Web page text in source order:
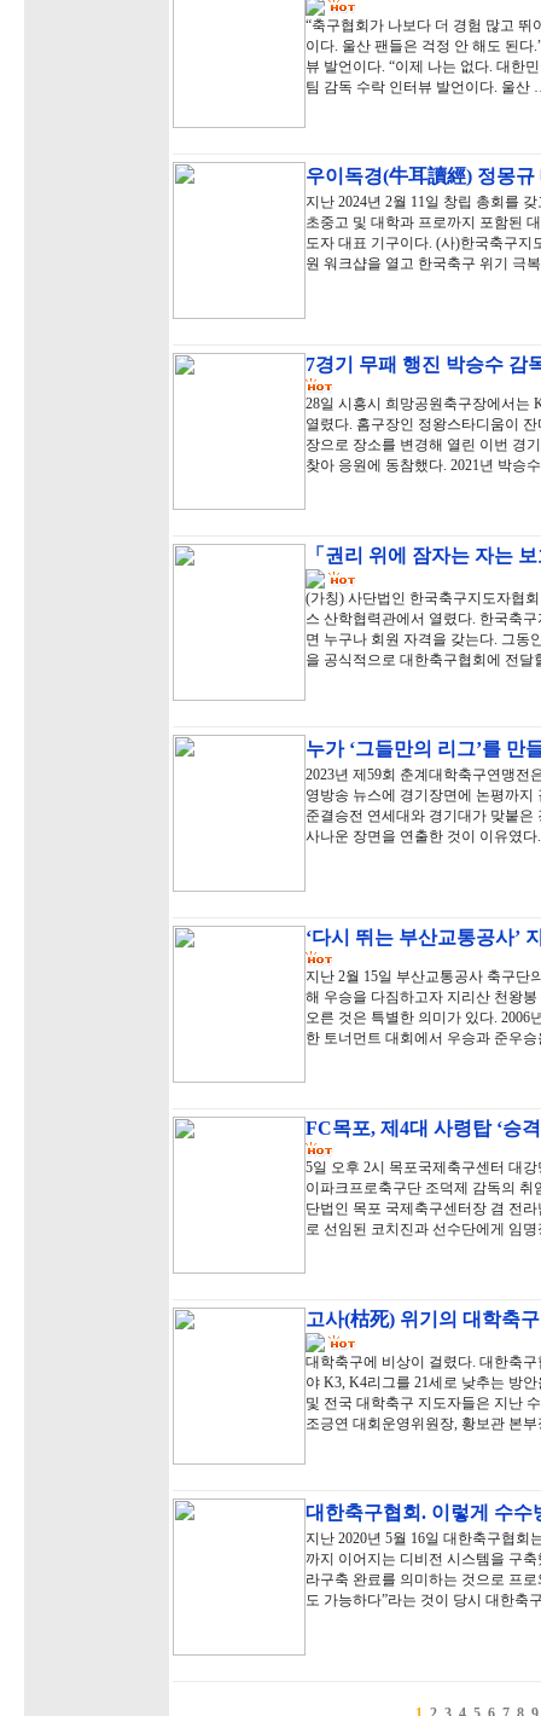
“축구협회가 나보다 더 경험 많고
이다. 울산 팬들은 걱정 안 해도 된다
뷰 발언이다. “이제 나는 없다. 대한
팀 감독 수락 인터뷰 발언이다. 울산
우이독경(牛耳讀經) 정몽
지난 2024년 2월 11일 창립 총회를
초중고 및 대학과 프로까지 포함된
도자 대표 기구이다. (사)한국축구지
원 워크샵을 열고 한국축구 위기 극
7경기 무패 행진 박승수
28일 시흥시 희망공원축구장에서는
열렸다. 홈구장인 정왕스타디움이
장으로 장소를 변경해 열린 이번 경
찾아 응원에 동참했다. 2021년 박승
「권리 위에 잠자는 자는
(가칭) 사단법인 한국축구지도자협
스 산학협력관에서 열렸다. 한국축
면 누구나 회원 자격을 갖는다. 그동
을 공식적으로 대한축구협회에 전
누가 ‘그들만의 리그’를 만
2023년 제59회 춘계대학축구연맹전
영방송 뉴스에 경기장면에 논평까
준결승전 연세대와 경기대가 맞붙
사나운 장면을 연출한 것이 이유였
‘다시 뛰는 부산교통공사’
지난 2월 15일 부산교통공사 축구단
해 우승을 다짐하고자 지리산 천왕
오른 것은 특별한 의미가 있다.
한 토너먼트 대회에서 우승과 준우
FC목포, 제4대 사령탑 ‘승
5일 오후 2시 목포국제축구센터 대
이파크프로축구단 조덕제 감독의
단법인 목포 국제축구센터장 겸 전
로 선임된 코치진과 선수단에게 임
고사(枯死) 위기의 대학축
대학축구에 비상이 걸렸다. 대한축
야 K3, K4리그를 21세로 낮추는 방
및 전국 대학축구 지도자들은 지난
조긍연 대회운영위원장, 황보관 본
대한축구협회. 이렇게 수
지난 2020년 5월 16일 대한축구협
까지 이어지는 디비전 시스템을 구
라구축 완료를 의미하는 것으로 프
도 가능하다”라는 것이 당시 대한축